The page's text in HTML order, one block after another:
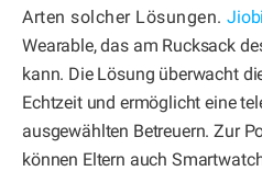
Arten solcher Lösungen.
Wearable, das am Rucksack
kann. Die Lösung überwacht
Echtzeit und ermöglicht eine
ausgewählten Betreuern. Zur
können Eltern auch